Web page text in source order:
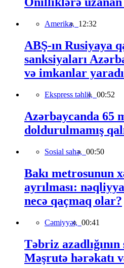
Amerika, 12:32
ABŞ-ın Rusiyaya
sanksiyaları
və imkanlar
Ekspress təhlil, 00:52
Azərbaycanda 65
doldurulmamış
Sosial sahə, 00:50
Bakı metrosunun
ayrılması:
necə qaçmaq olar?
Cəmiyyət, 00:41
Təbriz
Məşrutə hərəkatı